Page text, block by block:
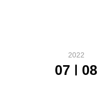
2022
07 08